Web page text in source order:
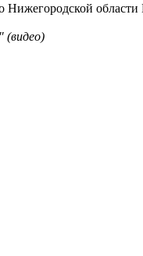
(видео)